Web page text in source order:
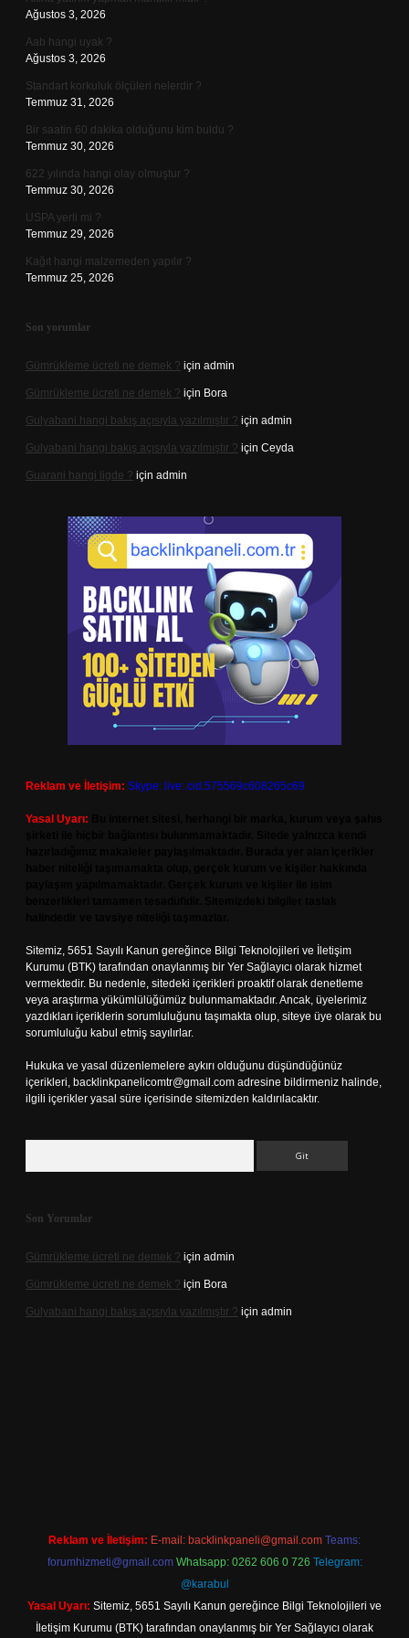
Ağustos 3, 2026
Aab hangi uyak ?
Ağustos 3, 2026
Standart korkuluk ölçüleri nelerdir ?
Temmuz 31, 2026
Bir saatin 60 dakika olduğunu kim buldu ?
Temmuz 30, 2026
622 yılında hangi olay olmuştur ?
Temmuz 30, 2026
USPA yerli mi ?
Temmuz 29, 2026
Kağıt hangi malzemeden yapılır ?
Temmuz 25, 2026
Son yorumlar
Gümrükleme ücreti ne demek ? için admin
Gümrükleme ücreti ne demek ? için Bora
Gulyabani hangi bakış açısıyla yazılmıştır ? için admin
Gulyabani hangi bakış açısıyla yazılmıştır ? için Ceyda
Guarani hangi ligde ? için admin
Reklam ve İletişim: Skype: live:.cid.575569c608265c69
Yasal Uyarı:
Sitemiz, 5651 Sayılı Kanun gereğince Bilgi Teknolojileri ve İletişim
Kurumu (BTK) tarafından onaylanmış bir Yer Sağlayıcı olarak hizmet
vermektedir. Bu nedenle, sitedeki içerikleri proaktif olarak denetleme
veya araştırma yükümlülüğümüz bulunmamaktadır. Ancak, üyelerimiz
yazdıkları içeriklerin sorumluluğunu taşımakta olup, siteye üye olarak bu
sorumluluğu kabul etmiş sayılırlar.
Hukuka ve yasal düzenlemelere aykırı olduğunu düşündüğünüz
içerikleri, backlinkpanelicomtr@gmail.com adresine bildirmeniz halinde,
ilgili içerikler yasal süre içerisinde sitemizden kaldırılacaktır.
Son Yorumlar
Gümrükleme ücreti ne demek ? için admin
Gümrükleme ücreti ne demek ? için Bora
Gulyabani hangi bakış açısıyla yazılmıştır ? için admin
Reklam ve İletişim: E-mail: backlinkpaneli@gmail.com Teams:
forumhizmeti@gmail.com Whatsapp: 0262 606 0 726 Telegram:
@karabul
Yasal Uyarı: Sitemiz, 5651 Sayılı Kanun gereğince Bilgi Teknolojileri ve
İletişim Kurumu (BTK) tarafından onaylanmış bir Yer Sağlayıcı olarak